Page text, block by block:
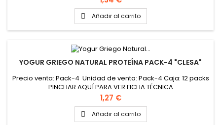
 Añadir al carrito
YOGUR GRIEGO NATURAL PROTEÍNA PACK-4 "CLESA"
Precio venta: Pack-4 Unidad de venta: Pack-4 Caja: 12 packs
PINCHAR AQUÍ PARA VER FICHA TÉCNICA
Precio
1,27 €
 Añadir al carrito